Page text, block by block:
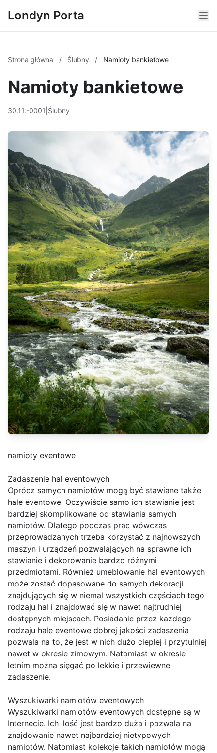
Londyn Porta
Strona główna / Ślubny / Namioty bankietowe
Namioty bankietowe
30.11.-0001 Ślubny
namioty eventowe
Zadaszenie hal eventowych
Oprócz samych namiotów mogą być stawiane także
hale eventowe. Oczywiście samo ich stawianie jest
bardziej skomplikowane od stawiania samych
namiotów. Dlatego podczas prac wówczas
przeprowadzanych trzeba korzystać z najnowszych
maszyn i urządzeń pozwalających na sprawne ich
stawianie i dekorowanie bardzo różnymi
przedmiotami. Również umeblowanie hal eventowych
może zostać dopasowane do samych dekoracji
znajdujących się w niemal wszystkich częściach tego
rodzaju hal i znajdować się w nawet najtrudniej
dostępnych miejscach. Posiadanie przez każdego
rodzaju hale eventowe dobrej jakości zadaszenia
pozwala na to, że jest w nich dużo cieplej i przytulniej
nawet w okresie zimowym. Natomiast w okresie
letnim można sięgać po lekkie i przewiewne
zadaszenie.
Wyszukiwarki namiotów eventowych
Wyszukiwarki namiotów eventowych dostępne są w
Internecie. Ich ilość jest bardzo duża i pozwala na
znajdowanie nawet najbardziej nietypowych
namiotów. Natomiast kolekcje takich namiotów mogą